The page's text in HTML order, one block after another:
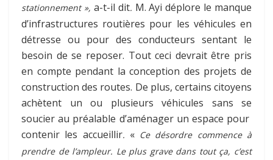
stationnement », a-t-il dit. M. Ayi déplore le manque
d’infrastructures routières pour les véhicules en
détresse ou pour des conducteurs sentant le
besoin de se reposer. Tout ceci devrait être pris
en compte pendant la conception des projets de
construction des routes. De plus, certains citoyens
achètent un ou plusieurs véhicules sans se
soucier au préalable d’aménager un espace pour
contenir les accueillir. « Ce désordre commence à
prendre de l’ampleur. Le plus grave dans tout ça, c’est